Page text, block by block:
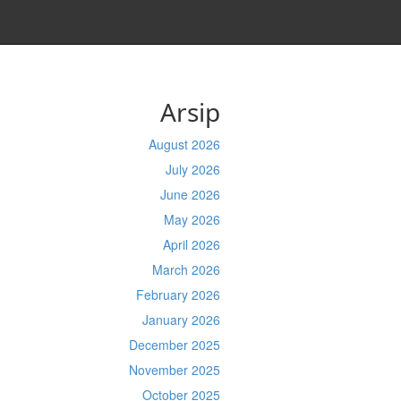
Arsip
August 2026
July 2026
June 2026
May 2026
April 2026
March 2026
February 2026
January 2026
December 2025
November 2025
October 2025